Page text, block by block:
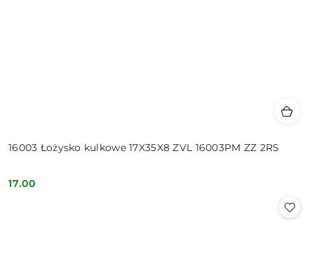
16003 Łożysko kulkowe 17X35X8 ZVL 16003PM ZZ 2RS
Cena:
17.00